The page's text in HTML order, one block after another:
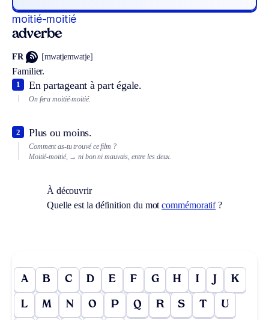
moitié-moitié
adverbe
FR [mwatjemwatje]
Familier.
En partageant à part égale.
1
On fera moitié-moitié.
Plus ou moins.
2
Comment as-tu trouvé ce film ?
Moitié-moitié, → ni bon ni mauvais, entre les deux.
À découvrir
Quelle est la définition du motcommémoratif?
A B C D E F G H I J K
L M N O P Q R S T U